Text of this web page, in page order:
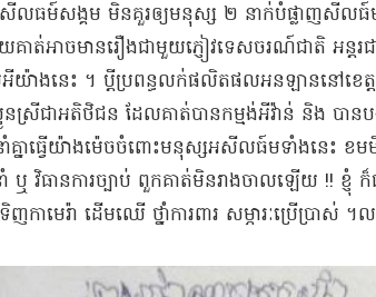
សីល​ធ​ម៍​សង្គម មិនគួរ​ឲ្យ​មនុស្ស ២ នាក់​បំផ្លាញ​សីល​ធ៍​
ាត់​អាច​មានរឿង​ជាមួយ​ភ្ញៀវ​ទេសចរណ៍​ជាតិ អន្តរ
យ៉ាងនេះ ។ ប្តី​ប្រពន្ធ​លក់​ផលិតផល​អន​ឡាន​នៅ​ខេត្
នស្រី​ជា​អតិថិជន ដែល​គាត់​បាន​កម្មង់​អីវ៉ាន់ និង ប
នាំគ្នា​ធ្វើ​យ៉ាងម៉េច​ចំពោះ​មនុស្ស​អ​សីល​ធ៍​ម​ទាំងនេះ
នាំ ឬ វិធានការ​ច្បាប់ ពួកគាត់​មិន​រាងចាល​ឡើយ !!
កាមេរ៉ា ដើមឈើ ថ្នាំ​ការពារ សម្ភារៈប្រើប្រា